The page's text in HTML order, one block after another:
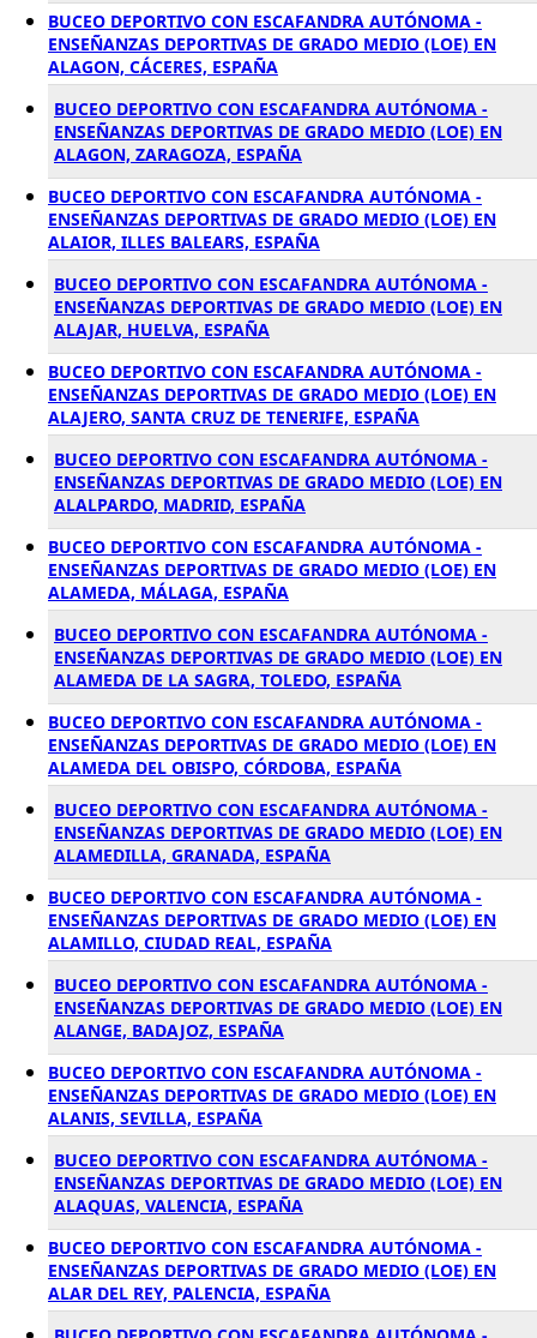
BUCEO DEPORTIVO CON ESCAFANDRA AUTÓNOMA -
ENSEÑANZAS DEPORTIVAS DE GRADO MEDIO (LOE) EN
ALAGON, CÁCERES, ESPAÑA
BUCEO DEPORTIVO CON ESCAFANDRA AUTÓNOMA -
ENSEÑANZAS DEPORTIVAS DE GRADO MEDIO (LOE) EN
ALAGON, ZARAGOZA, ESPAÑA
BUCEO DEPORTIVO CON ESCAFANDRA AUTÓNOMA -
ENSEÑANZAS DEPORTIVAS DE GRADO MEDIO (LOE) EN
ALAIOR, ILLES BALEARS, ESPAÑA
BUCEO DEPORTIVO CON ESCAFANDRA AUTÓNOMA -
ENSEÑANZAS DEPORTIVAS DE GRADO MEDIO (LOE) EN
ALAJAR, HUELVA, ESPAÑA
BUCEO DEPORTIVO CON ESCAFANDRA AUTÓNOMA -
ENSEÑANZAS DEPORTIVAS DE GRADO MEDIO (LOE) EN
ALAJERO, SANTA CRUZ DE TENERIFE, ESPAÑA
BUCEO DEPORTIVO CON ESCAFANDRA AUTÓNOMA -
ENSEÑANZAS DEPORTIVAS DE GRADO MEDIO (LOE) EN
ALALPARDO, MADRID, ESPAÑA
BUCEO DEPORTIVO CON ESCAFANDRA AUTÓNOMA -
ENSEÑANZAS DEPORTIVAS DE GRADO MEDIO (LOE) EN
ALAMEDA, MÁLAGA, ESPAÑA
BUCEO DEPORTIVO CON ESCAFANDRA AUTÓNOMA -
ENSEÑANZAS DEPORTIVAS DE GRADO MEDIO (LOE) EN
ALAMEDA DE LA SAGRA, TOLEDO, ESPAÑA
BUCEO DEPORTIVO CON ESCAFANDRA AUTÓNOMA -
ENSEÑANZAS DEPORTIVAS DE GRADO MEDIO (LOE) EN
ALAMEDA DEL OBISPO, CÓRDOBA, ESPAÑA
BUCEO DEPORTIVO CON ESCAFANDRA AUTÓNOMA -
ENSEÑANZAS DEPORTIVAS DE GRADO MEDIO (LOE) EN
ALAMEDILLA, GRANADA, ESPAÑA
BUCEO DEPORTIVO CON ESCAFANDRA AUTÓNOMA -
ENSEÑANZAS DEPORTIVAS DE GRADO MEDIO (LOE) EN
ALAMILLO, CIUDAD REAL, ESPAÑA
BUCEO DEPORTIVO CON ESCAFANDRA AUTÓNOMA -
ENSEÑANZAS DEPORTIVAS DE GRADO MEDIO (LOE) EN
ALANGE, BADAJOZ, ESPAÑA
BUCEO DEPORTIVO CON ESCAFANDRA AUTÓNOMA -
ENSEÑANZAS DEPORTIVAS DE GRADO MEDIO (LOE) EN
ALANIS, SEVILLA, ESPAÑA
BUCEO DEPORTIVO CON ESCAFANDRA AUTÓNOMA -
ENSEÑANZAS DEPORTIVAS DE GRADO MEDIO (LOE) EN
ALAQUAS, VALENCIA, ESPAÑA
BUCEO DEPORTIVO CON ESCAFANDRA AUTÓNOMA -
ENSEÑANZAS DEPORTIVAS DE GRADO MEDIO (LOE) EN
ALAR DEL REY, PALENCIA, ESPAÑA